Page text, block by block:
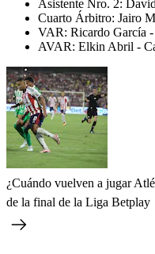
Asistente Nro. 2:
Cuarto Árbitro: Jairo
VAR: Ricardo García -
AVAR: Elkin Abril -
¿Cuándo vuelven a jugar
de la final de la Liga Betplay